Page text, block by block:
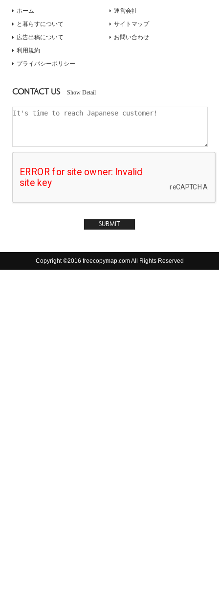
ホーム
と暮らすについて
広告出稿について
運営会社
サイトマップ
お問い合わせ
利用規約
プライバシーポリシー
CONTACT US Show Detail
Copyright ©2016 freecopymap.com All Rights Reserved